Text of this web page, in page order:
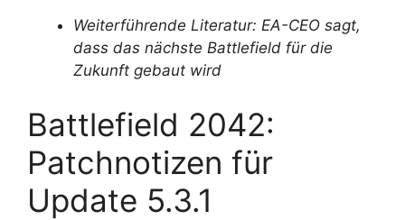
Weiterführende Literatur: EA-CEO sagt,
dass das nächste Battlefield für die
Zukunft gebaut wird
Battlefield 2042:
Patchnotizen für
Update 5.3.1